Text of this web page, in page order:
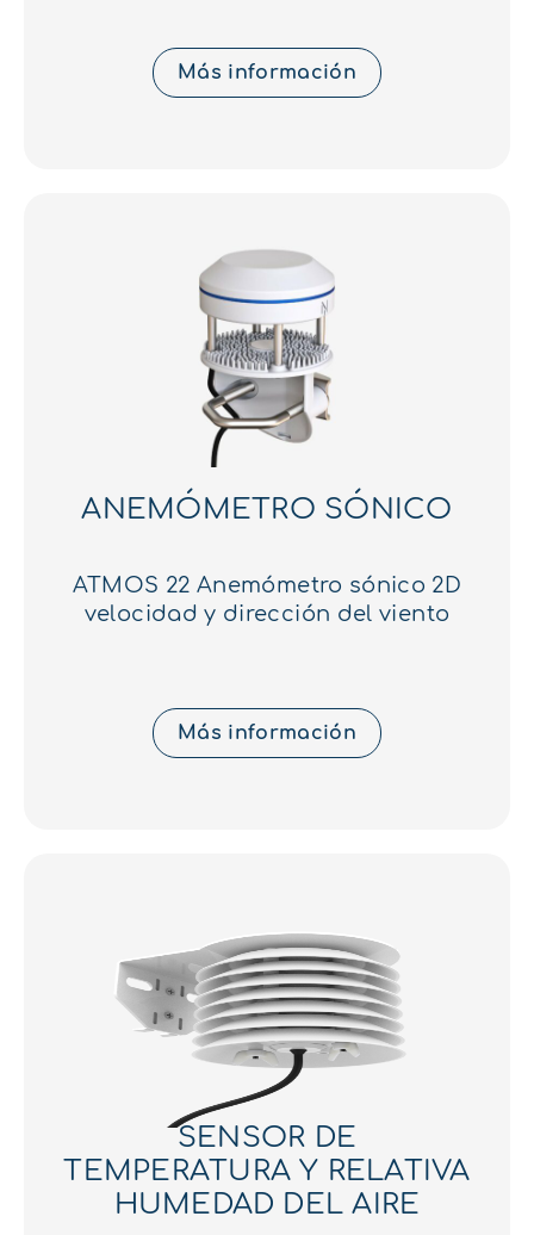
Más información
ANEMÓMETRO SÓNICO
ATMOS 22 Anemómetro sónico 2D
velocidad y dirección del viento
Más información
SENSOR DE
TEMPERATURA Y RELATIVA
HUMEDAD DEL AIRE